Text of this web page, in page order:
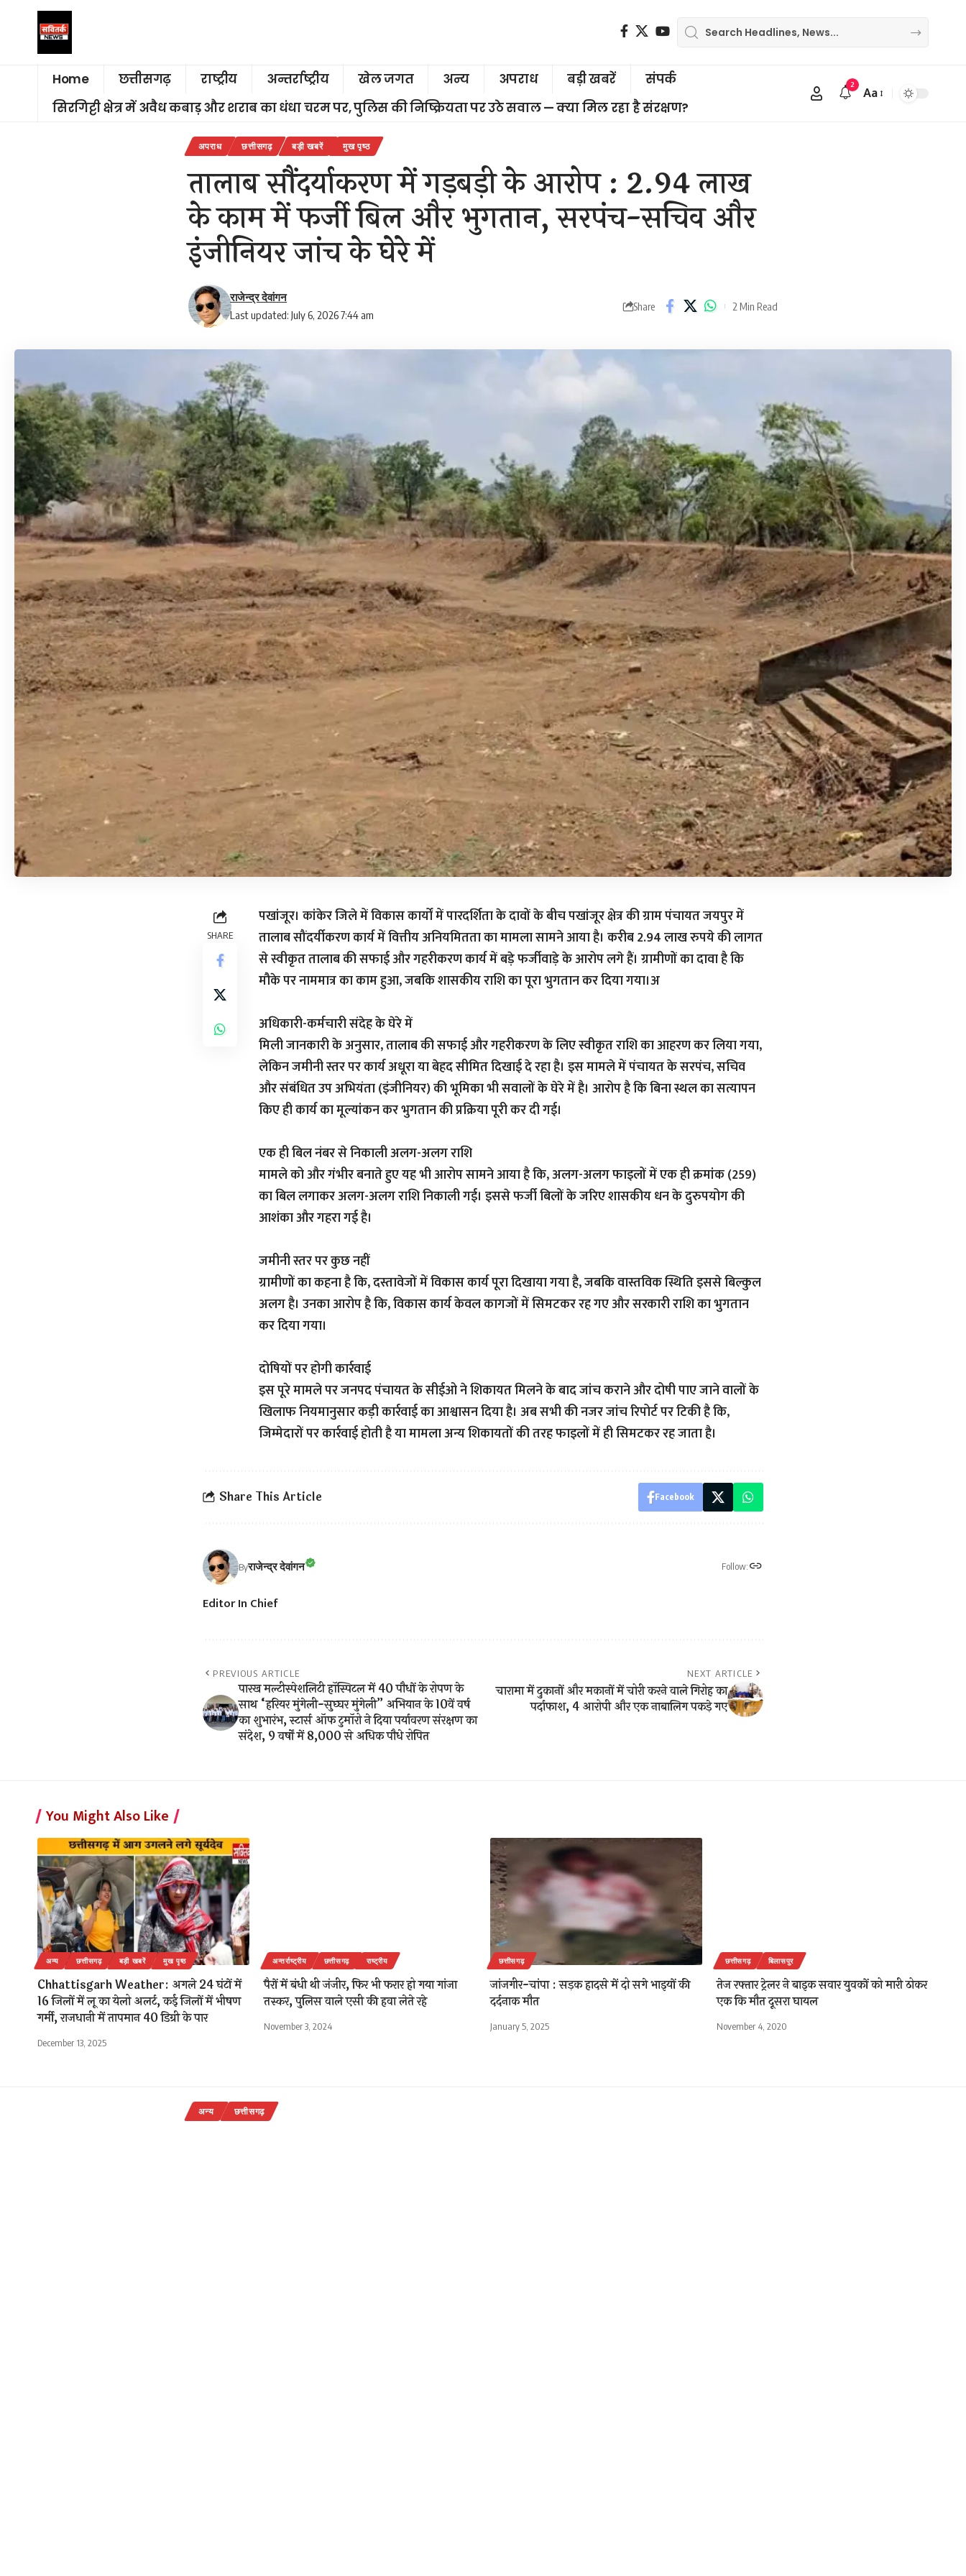
Home छत्तीसगढ़ राष्ट्रीय अन्तर्राष्ट्रीय खेल जगत अन्य अपराध बड़ी खबरें
संपर्क
सिरगिट्टी क्षेत्र में अवैध कबाड़ और शराब का धंधा चरम पर, पुलिस की निष्क्रियता पर उठे सवाल — क्या मिल रहा है संरक्षण?
2
Font
Aa
अपराध छत्तीसगढ़ बड़ी खबरें मुख पृष्ठ
तालाब सौंदर्याकरण में गड़बड़ी के आरोप : 2.94 लाख
के काम में फर्जी बिल और भुगतान, सरपंच-सचिव और
इंजीनियर जांच के घेरे में
Last updated: July 6, 2026 7:44 am
राजेन्द्र देवांगन
Share 2 Min Read
SHARE
पखांजूर। कांकेर जिले में विकास कार्यों में पारदर्शिता के दावों के बीच पखांजूर क्षेत्र की ग्राम पंचायत जयपुर में
तालाब सौंदर्यीकरण कार्य में वित्तीय अनियमितता का मामला सामने आया है। करीब 2.94 लाख रुपये की लागत
से स्वीकृत तालाब की सफाई और गहरीकरण कार्य में बड़े फर्जीवाड़े के आरोप लगे हैं। ग्रामीणों का दावा है कि
मौके पर नाममात्र का काम हुआ, जबकि शासकीय राशि का पूरा भुगतान कर दिया गया।अ
अधिकारी-कर्मचारी संदेह के घेरे में
मिली जानकारी के अनुसार, तालाब की सफाई और गहरीकरण के लिए स्वीकृत राशि का आहरण कर लिया गया,
लेकिन जमीनी स्तर पर कार्य अधूरा या बेहद सीमित दिखाई दे रहा है। इस मामले में पंचायत के सरपंच, सचिव
और संबंधित उप अभियंता (इंजीनियर) की भूमिका भी सवालों के घेरे में है। आरोप है कि बिना स्थल का सत्यापन
किए ही कार्य का मूल्यांकन कर भुगतान की प्रक्रिया पूरी कर दी गई।
एक ही बिल नंबर से निकाली अलग-अलग राशि
मामले को और गंभीर बनाते हुए यह भी आरोप सामने आया है कि, अलग-अलग फाइलों में एक ही क्रमांक (259)
का बिल लगाकर अलग-अलग राशि निकाली गई। इससे फर्जी बिलों के जरिए शासकीय धन के दुरुपयोग की
आशंका और गहरा गई है।
जमीनी स्तर पर कुछ नहीं
ग्रामीणों का कहना है कि, दस्तावेजों में विकास कार्य पूरा दिखाया गया है, जबकि वास्तविक स्थिति इससे बिल्कुल
अलग है। उनका आरोप है कि, विकास कार्य केवल कागजों में सिमटकर रह गए और सरकारी राशि का भुगतान
कर दिया गया।
दोषियों पर होगी कार्रवाई
इस पूरे मामले पर जनपद पंचायत के सीईओ ने शिकायत मिलने के बाद जांच कराने और दोषी पाए जाने वालों के
खिलाफ नियमानुसार कड़ी कार्रवाई का आश्वासन दिया है। अब सभी की नजर जांच रिपोर्ट पर टिकी है कि,
जिम्मेदारों पर कार्रवाई होती है या मामला अन्य शिकायतों की तरह फाइलों में ही सिमटकर रह जाता है।
Share This Article Facebook
Byराजेन्द्र देवांगन Follow:
Editor In Chief
PREVIOUS ARTICLE
पारख मल्टीस्पेशलिटी हॉस्पिटल में 40 पौधों के रोपण के
साथ “हरियर मुंगेली-सुघ्घर मुंगेली” अभियान के 10वें वर्ष
का शुभारंभ, स्टार्स ऑफ टुमॉरो ने दिया पर्यावरण संरक्षण का
संदेश, 9 वर्षों में 8,000 से अधिक पौधे रोपित
NEXT ARTICLE
चारामा में दुकानों और मकानों में चोरी करने वाले गिरोह का
पर्दाफाश, 4 आरोपी और एक नाबालिग पकड़े गए
You Might Also Like
अन्य छत्तीसगढ़ बड़ी खबरें मुख पृष्ठ
Chhattisgarh Weather: अगले 24 घंटों में
16 जिलों में लू का येलो अलर्ट, कई जिलों में भीषण
गर्मी, राजधानी में तापमान 40 डिग्री के पार
December 13, 2025
अन्तर्राष्ट्रीय छत्तीसगढ़ राष्ट्रीय
पैरों में बंधी थी जंजीर, फिर भी फरार हो गया गांजा
तस्कर, पुलिस वाले एसी की हवा लेते रहे
November 3, 2024
छत्तीसगढ़
जांजगीर-चांपा : सड़क हादसे में दो सगे भाइयों की
दर्दनाक मौत
January 5, 2025
छत्तीसगढ़ बिलासपुर
तेज रफ्तार ट्रेलर ने बाइक सवार युवकों को मारी ठोकर
एक कि मौत दूसरा घायल
November 4, 2020
अन्य छत्तीसगढ़